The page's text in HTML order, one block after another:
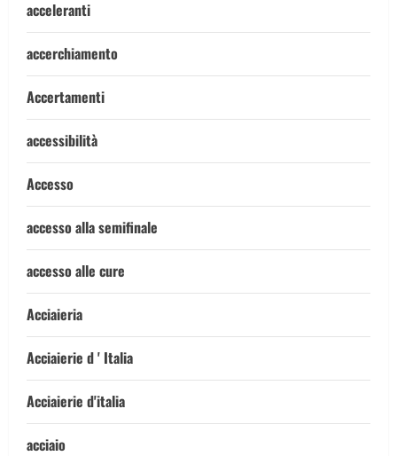
acceleranti
accerchiamento
Accertamenti
accessibilità
Accesso
accesso alla semifinale
accesso alle cure
Acciaieria
Acciaierie d ' Italia
Acciaierie d'italia
acciaio